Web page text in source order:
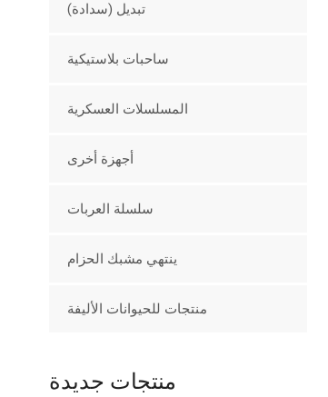
تبديل (سدادة)
ساحبات بلاستيكية
المسلسلات العسكرية
أجهزة أخرى
سلسلة العربات
ينتهي مشبك الحزام
منتجات للحيوانات الأليفة
منتجات جديدة